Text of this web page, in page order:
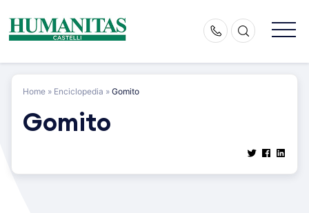
content
Home » Enciclopedia » Gomito
Gomito